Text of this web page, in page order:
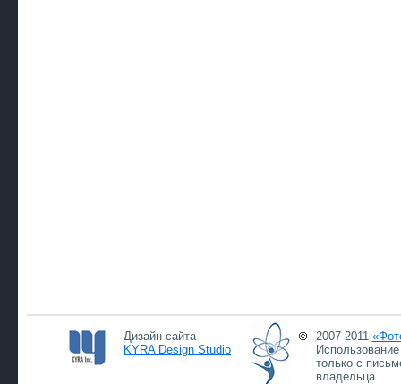
Дизайн сайта
KYRA Design Studio
2007-2011
только с
владельца